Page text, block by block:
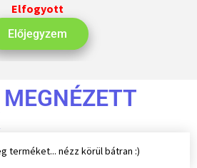
Elfogyott
Előjegyzem
terméket... nézz körül bátran :)